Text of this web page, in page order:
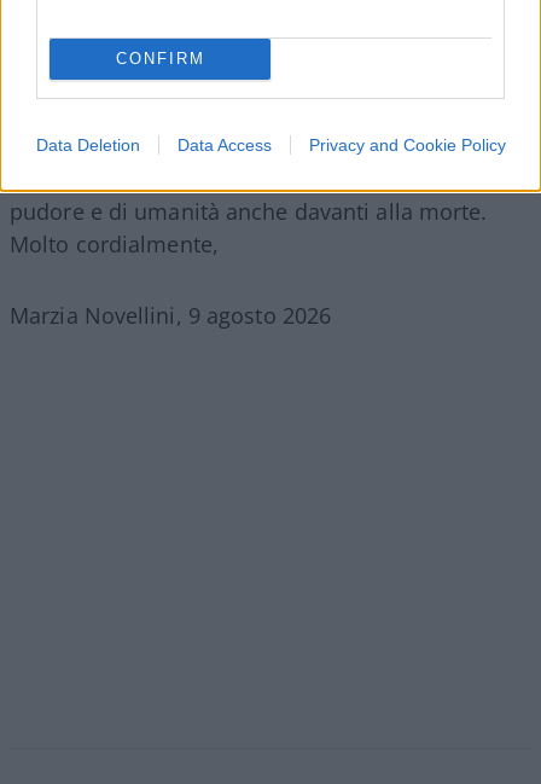
CONFIRM
Data Deletion Data Access Privacy and Cookie Policy
un banale contenuto da editare.Ci offre un
quadro del degrado culturale drammatico
effimero che, pur di inseguire un’estetica
pudore e di umanità anche davanti alla morte.
Molto cordialmente,
Marzia Novellini, 9 agosto 2026